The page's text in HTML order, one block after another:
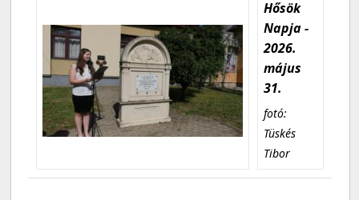
Hősök
Napja -
2026.
május
31.
fotó:
Tüskés
Tibor